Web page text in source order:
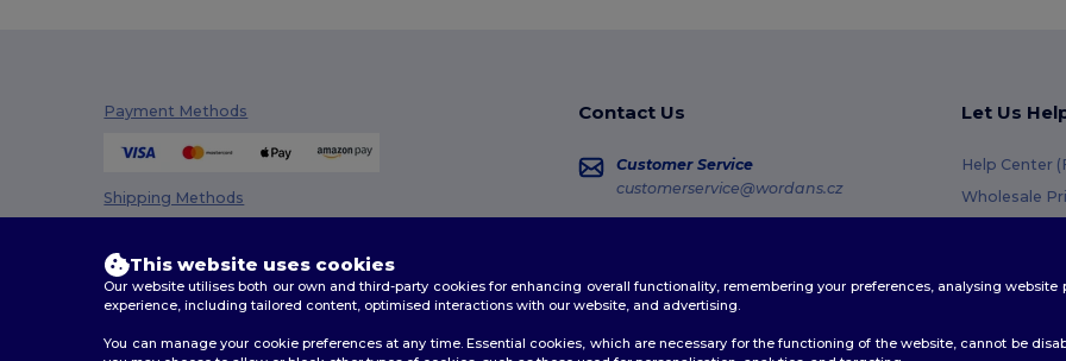
Payment Methods
Shipping Methods
Contact Us
Customer Service
customerservice@wordans.cz
Order Tracking
Let Us
Help Center
Wholesale
Coupon
This website uses cookies
Our website utilises both our own and third-party cookies for enhancing overall functionality, remembering your preferences, analysing
experience, including tailored content, optimised interactions with our website, and advertising.
You can manage your cookie preferences at any time. Essential cookies, which are necessary for the functioning of the website, cannot be